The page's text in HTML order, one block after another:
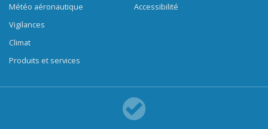
Météo aéronautique
Vigilances
Climat
Produits et services
Accessibilité